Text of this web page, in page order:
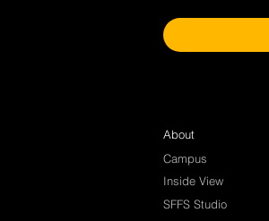
About
Campus
SFFS Studio
Inside View